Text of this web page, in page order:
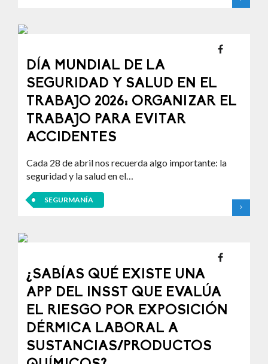
DÍA MUNDIAL DE LA
SEGURIDAD Y SALUD EN EL
TRABAJO 2026: ORGANIZAR EL
TRABAJO PARA EVITAR
ACCIDENTES
Cada 28 de abril nos recuerda algo importante: la
seguridad y la salud en el…
SEGURMANÍA
¿SABÍAS QUÉ EXISTE UNA
APP DEL INSST QUE EVALÚA
EL RIESGO POR EXPOSICIÓN
DÉRMICA LABORAL A
SUSTANCIAS/PRODUCTOS